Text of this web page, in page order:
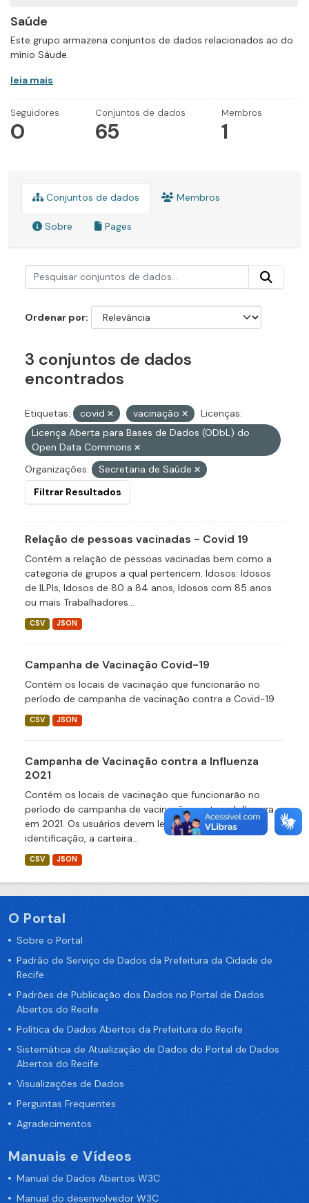
Saúde
Este grupo armazena conjuntos de dados relacionados ao do
mínio Sáude.
leia mais
Seguidores
0
Conjuntos de dados
65
Membros
1
Conjuntos de dados Membros
Sobre Pages
Ordenar por
3 conjuntos de dados
encontrados
Etiquetas: covid vacinação
Licenças:
Licença Aberta para Bases de Dados (ODbL) do
Open Data Commons
Organizações:
Secretaria de Saúde
Filtrar Resultados
Relação de pessoas vacinadas - Covid 19
Contém a relação de pessoas vacinadas bem como a
categoria de grupos a qual pertencem. Idosos: Idosos
de ILPIs, Idosos de 80 a 84 anos, Idosos com 85 anos
ou mais Trabalhadores...
CSV JSON
Campanha de Vacinação Covid-19
Contém os locais de vacinação que funcionarão no
período de campanha de vacinação contra a Covid-19
CSV JSON
Campanha de Vacinação contra a Influenza
2021
Contém os locais de vacinação que funcionarão no
período de campanha de vacinação contra a Influenza
em 2021. Os usuários devem levar um documento de
identificação, a carteira...
CSV JSON
O Portal
Sobre o Portal
Padrão de Serviço de Dados da Prefeitura da Cidade de
Recife
Padrões de Publicação dos Dados no Portal de Dados
Abertos do Recife
Política de Dados Abertos da Prefeitura do Recife
Sistemática de Atualização de Dados do Portal de Dados
Abertos do Recife
Visualizações de Dados
Perguntas Frequentes
Agradecimentos
Manuais e Vídeos
Manual de Dados Abertos W3C
Manual do desenvolvedor W3C